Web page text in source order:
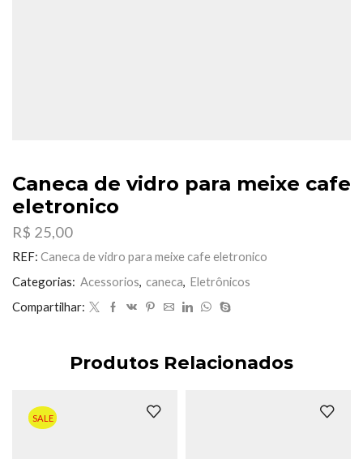
Caneca de vidro para meixe cafe
eletronico
R$ 25,00
REF: Caneca de vidro para meixe cafe eletronico
Categorias: Acessorios, caneca, Eletrônicos
Compartilhar:
Produtos Relacionados
SALE